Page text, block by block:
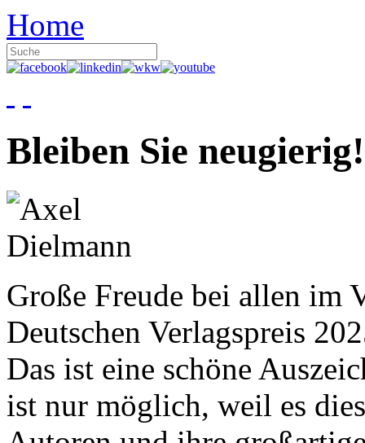
Home
Bleiben Sie neugierig!
Große Freude bei allen im
Deutschen Verlagspreis
Das ist eine schöne
ist nur möglich, weil es